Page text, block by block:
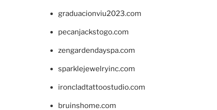
graduacionviu2023.com
pecanjackstogo.com
zengardendayspa.com
sparklejewelryinc.com
ironcladtattoostudio.com
bruinshome.com